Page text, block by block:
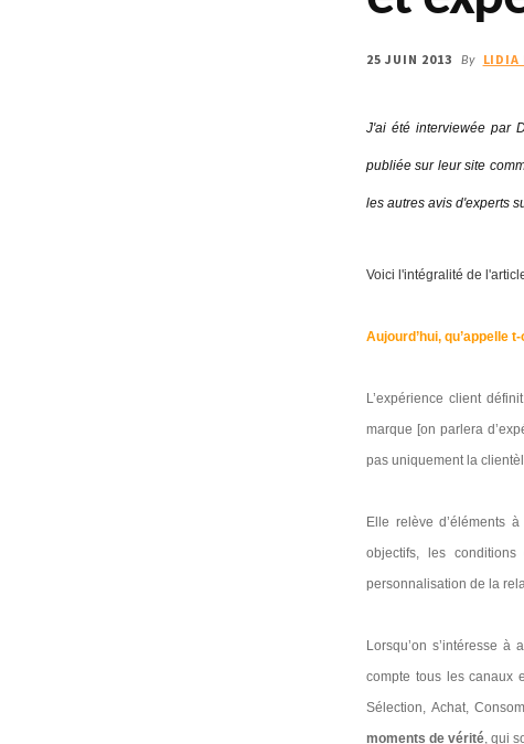
25 JUIN 2013 By LIDIA
J'ai été interviewée par
publiée sur leur site
les autres avis d'experts
Voici l'intégralité de
Aujourd’hui, qu’appelle
L’expérience client
marque [on parlera
pas uniquement la
Elle relève d’éléments
objectifs, les
personnalisation de la
Lorsqu’on s’intéresse
compte tous les canaux
Sélection, Achat,
moments de vérité, qui